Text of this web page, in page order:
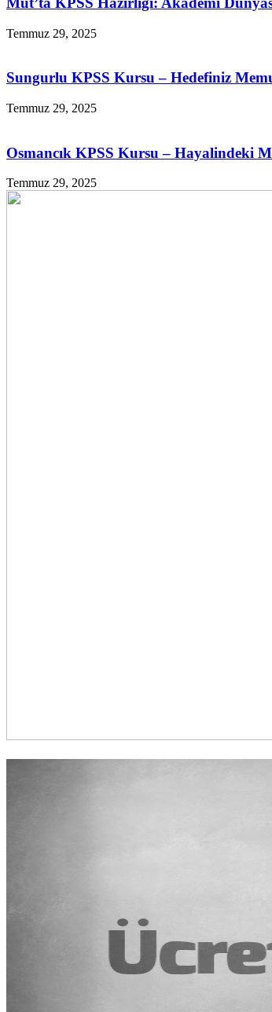
Temmuz 29, 2025
Sungurlu KPSS Kursu – Hedefiniz
Temmuz 29, 2025
Osmancık KPSS Kursu – Hayalindeki
Temmuz 29, 2025